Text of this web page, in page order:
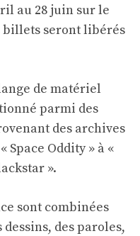
au 28 juin sur le
billets seront libérés
de matériel
parmi des
des archives
Space Oddity » à «
».
sont combinées
des paroles,